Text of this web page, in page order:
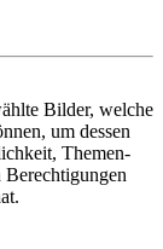
Bilder, welche
um dessen
Themen-